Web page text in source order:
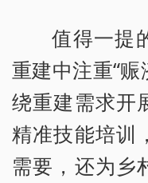
值得一提
重建中注重“赈
绕重建需求开
精准技能培训
需要，还为乡